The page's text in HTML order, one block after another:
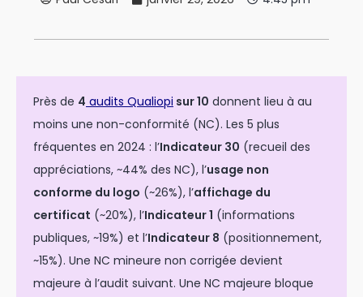
Près de 4 audits Qualiopi sur 10 donnent lieu à au
moins une non-conformité (NC). Les 5 plus
fréquentes en 2024 : l’Indicateur 30 (recueil des
appréciations, ~44% des NC), l’usage non
conforme du logo (~26%), l’affichage du
certificat (~20%), l’Indicateur 1 (informations
publiques, ~19%) et l’Indicateur 8 (positionnement,
~15%). Une NC mineure non corrigée devient
majeure à l’audit suivant. Une NC majeure bloque